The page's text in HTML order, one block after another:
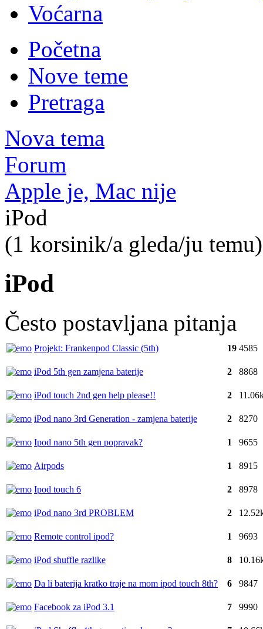
Voćarna
Početna
Nove teme
Pretraga
Nova tema
Forum
Apple je, Mac nije
iPod
(1 korsinik/a gleda/ju
iPod
Često postavljana pitanja
Projekt: Frankenpod Classic (5th) 19 4585
iPod 5th gen zamjena baterije 2 8868
iPod touch 2nd gen help please!! 2
iPod nano 3rd Generation - zamjena baterije 2 8270
Ipod nano 5th gen popravak? 1 9655
Airpods 1 8915
Ipod touch 6 2 8978
iPod nano 3rd PROBLEM 2
Remote control ipod? 1 9693
iPod shuffle razlike 8
Da li baterija kratko traje na mom ipod touch 8th? 6 9847
Facebook za iPod 3.1 7 9990